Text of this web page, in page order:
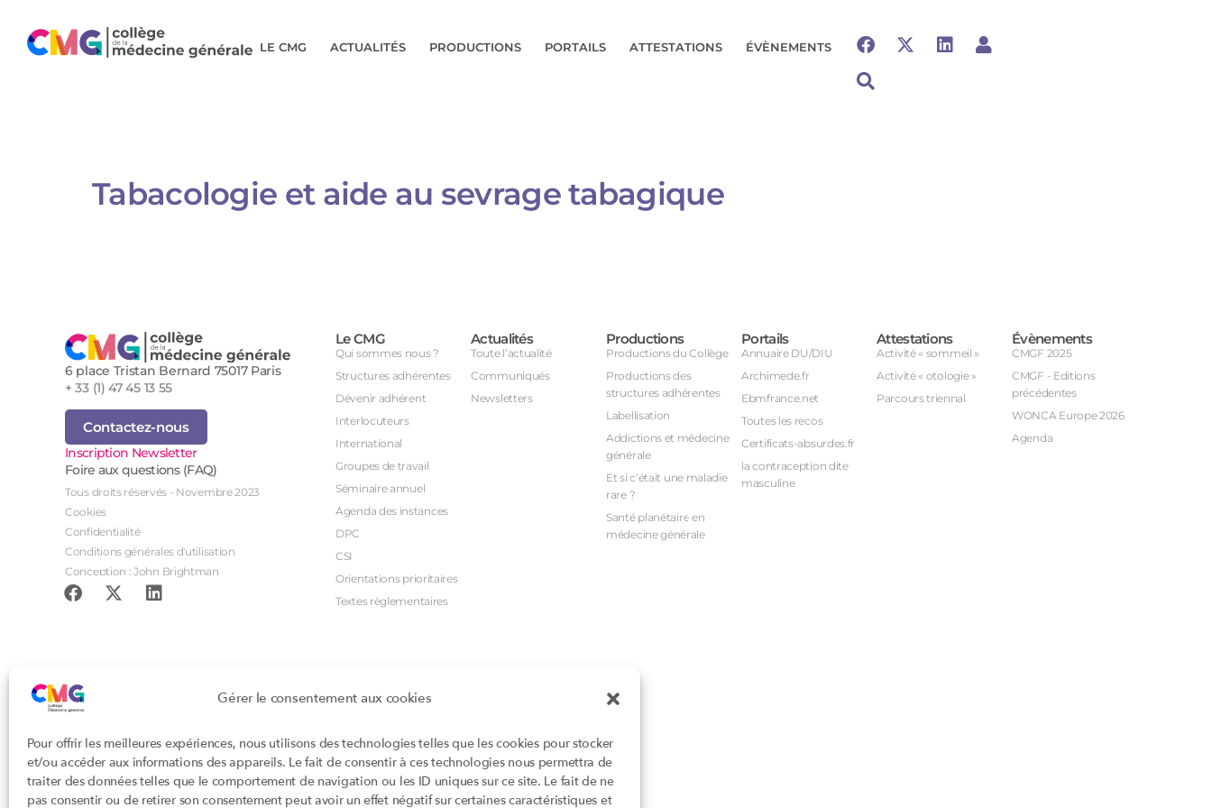
Gérer le consentement aux cookies
Pour offrir les meilleures expériences, nous utilisons des technologies telles que les cookies pour stocker
et/ou accéder aux informations des appareils. Le fait de consentir à ces technologies nous permettra de
traiter des données telles que le comportement de navigation ou les ID uniques sur ce site. Le fait de ne
pas consentir ou de retirer son consentement peut avoir un effet négatif sur certaines caractéristiques et
LE CMG ACTUALITÉS PRODUCTIONS PORTAILS ATTESTATIONS ÉVÈNEMENTS
Tabacologie et aide au sevrage tabagique​​​​
6 place Tristan Bernard 75017 Paris
+ 33 (1) 47 45 13 55
Contactez-nous
Inscription Newsletter
Foire aux questions (FAQ)
Tous droits réservés - Novembre 2023
Cookies
Confidentialité
Conditions générales d'utilisation
Conception : John Brightman
Le CMG
Qui sommes nous ?
Structures adhérentes
Dévenir adhérent
Interlocuteurs
International
Groupes de travail
Séminaire annuel
Agenda des instances
DPC
CSI
Orientations prioritaires
Textes règlementaires
Actualités
Toute l’actualité
Communiqués
Newsletters
Productions
Productions du Collège
Productions des
structures adhérentes
Labellisation
Addictions et médecine
générale
Et si c’était une maladie
rare ?
Santé planétaire en
médecine générale
Portails
Annuaire DU/DIU
Archimede.fr
Ebmfrance.net
Toutes les recos
Certificats-absurdes.fr
la contraception dite
masculine
Attestations
Activité « sommeil »
Activité « otologie »
Parcours triennal
Évènements
CMGF 2025
CMGF - Editions
précédentes
WONCA Europe 2026
Agenda